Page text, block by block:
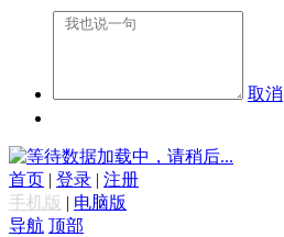
取消
数据加载中，请稍后...
首页 | 登录 | 注册
手机版 | 电脑版
导航 顶部